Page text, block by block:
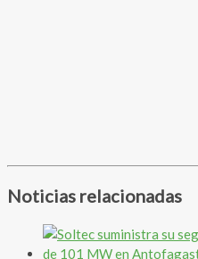
Noticias relacionadas